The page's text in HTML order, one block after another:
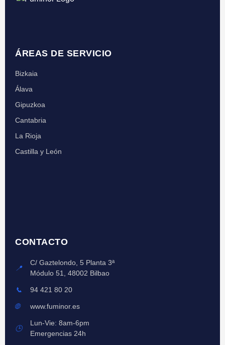
ÁREAS DE SERVICIO
Bizkaia
Álava
Gipuzkoa
Cantabria
La Rioja
Castilla y León
CONTACTO
📍
C/ Gaztelondo, 5 Planta 3ª
Módulo 51, 48002 Bilbao
📞 94 421 80 20
🌐 www.fuminor.es
🕒
Lun-Vie: 8am-6pm
Emergencias 24h